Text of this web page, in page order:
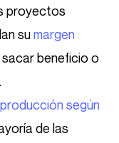
proyectos
sumargen
sacar beneficio o
según
de las